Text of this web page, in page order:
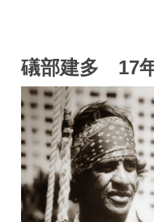
礒部建多 17